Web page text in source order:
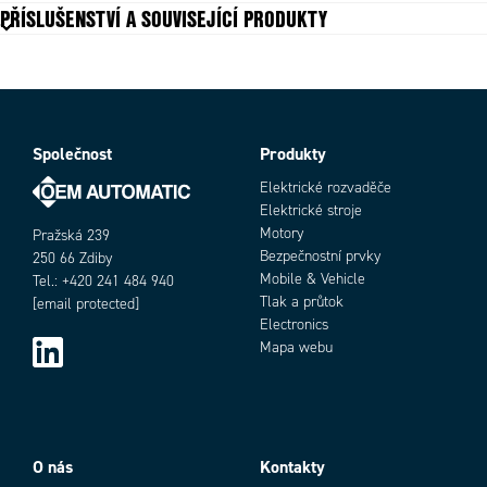
Max. napětí DC 24 V
Přepínání NO/NC Ano
Shoda s normami
Snímací vzdálenost 400 mm
0,025 A
Technologie fotobuňky Difuzní
Třída krytí
Červená LED
PNP
PŘÍSLUŠENSTVÍ A SOUVISEJÍCÍ PRODUKTY
Objednací číslo
Společnost
Pražská 239
250 66 Zdiby
Tel.: +420 241 484 940
[email protected]
Produkty
Elektrické rozvaděče
Elektrické stroje
Motory
Bezpečnostní prvky
Mobile & Vehicle
Tlak a průtok
Electronics
Mapa webu
O nás Kontakty